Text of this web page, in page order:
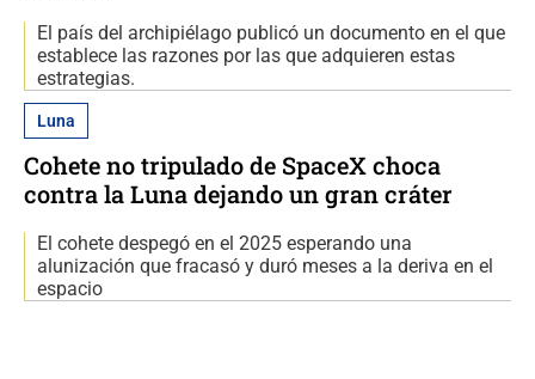
El país del archipiélago publicó un documento en el que
establece las razones por las que adquieren estas
estrategias.
Luna
Cohete no tripulado de SpaceX choca
contra la Luna dejando un gran cráter
El cohete despegó en el 2025 esperando una
alunización que fracasó y duró meses a la deriva en el
espacio